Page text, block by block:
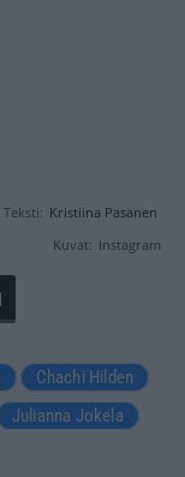
Teksti: Kristiina Pasanen
Kuvat: Instagram
Chachi Hilden
Julianna Jokela